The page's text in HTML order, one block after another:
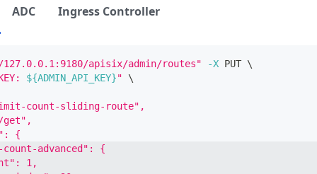
ADC Ingress Controller
apisix/admin/routes" -X PUT \
${ADMIN_API_KEY}" \
count-sliding-route",
get",
{
advanced": {
1,